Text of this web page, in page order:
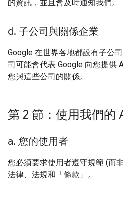
的資訊，並且會及時通知我們。
d. 子公司與關係企業
Google 在世界各地都設有子公
司可能會代表 Google 向您提供
您與這些公司的關係。
第 2 節：使用我們的
a. 您的使用者
您必須要求使用者遵守規範 (而
法律、法規和「條款」。